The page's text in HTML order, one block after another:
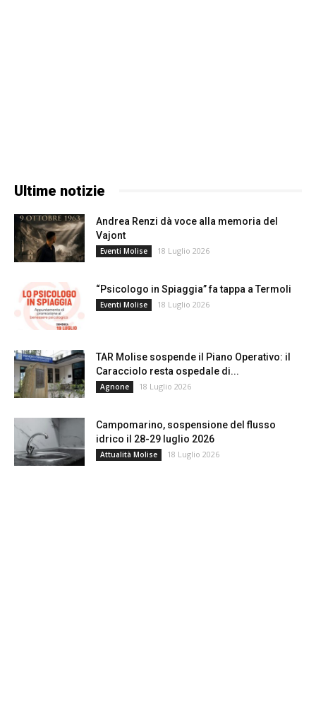
Ultime notizie
Andrea Renzi dà voce alla memoria del
Vajont
Eventi Molise 18 Luglio 2026
“Psicologo in Spiaggia” fa tappa a Termoli
Eventi Molise 18 Luglio 2026
TAR Molise sospende il Piano Operativo: il
Caracciolo resta ospedale di...
Agnone 18 Luglio 2026
Campomarino, sospensione del flusso
idrico il 28-29 luglio 2026
Attualità Molise 18 Luglio 2026